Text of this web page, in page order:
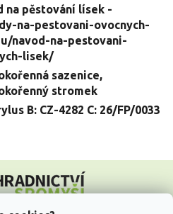
na pěstování lísek -
na-pestovani-ovocnych-
navod-na-pestovani-
lisek/
sazenice,
stromek
B: CZ-4282 C: 26/FP/0033